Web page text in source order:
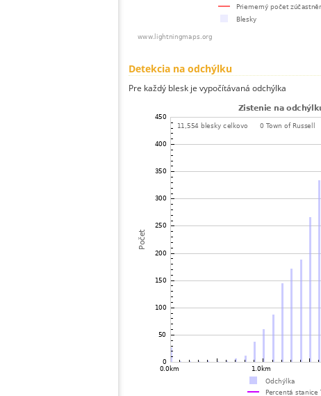
Detekcia na odchýlku
Pre každý blesk je vypočítávaná odchýlka